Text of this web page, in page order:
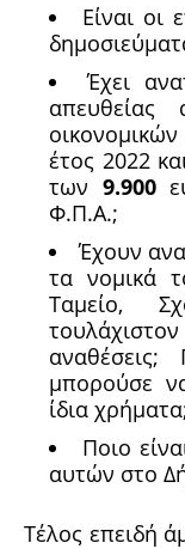
Είναι οι
Έχει
έτος 2022
των 9.900
Φ.Π.Α.;
Έχουν
τα νομικά
Ταμείο,
μπορούσε
ίδια
Ποιο
αυτών στο
Τέλος επειδή